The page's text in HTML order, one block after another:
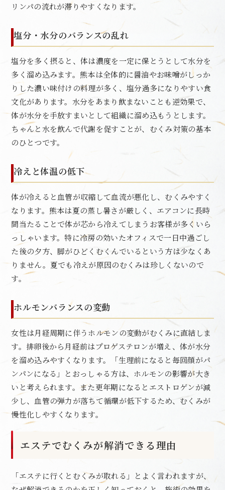
リンパの流れが滞りやすくなります。
塩分・水分のバランスの乱れ
塩分を多く摂ると、体は濃度を一定に保とうとして水分を
多く溜め込みます。熊本は全体的に醤油やお味噌がしっか
りした濃い味付けの料理が多く、塩分過多になりやすい食
文化があります。水分をあまり飲まないことも逆効果で、
体が水分を手放すまいとして組織に溜め込もうとします。
ちゃんと水を飲んで代謝を促すことが、むくみ対策の基本
のひとつです。
冷えと体温の低下
体が冷えると血管が収縮して血流が悪化し、むくみやすく
なります。熊本は夏の蒸し暑さが厳しく、エアコンに長時
間当たることで体が芯から冷えてしまうお客様が多くいら
っしゃいます。特に冷房の効いたオフィスで一日中過ごし
た後の夕方、脚がひどくむくんでいるという方は少なくあ
りません。夏でも冷えが原因のむくみは珍しくないので
す。
ホルモンバランスの変動
女性は月経周期に伴うホルモンの変動がむくみに直結しま
す。排卵後から月経前はプロゲステロンが増え、体が水分
を溜め込みやすくなります。「生理前になると毎回顔がパ
ンパンになる」とおっしゃる方は、ホルモンの影響が大き
いと考えられます。また更年期になるとエストロゲンが減
少し、血管の弾力が落ちて循環が低下するため、むくみが
慢性化しやすくなります。
エステでむくみが解消できる理由
「エステに行くとむくみが取れる」とよく言われますが、